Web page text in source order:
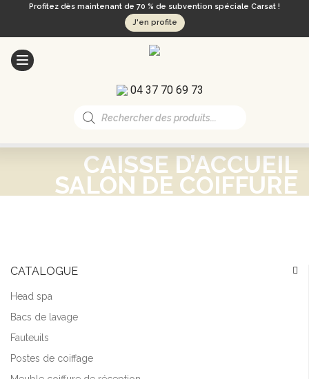
Profitez dès maintenant de 70 % de subvention spéciale Carsat !
J'en profite
04 37 70 69 73
Recherche
de
CAISSE D’ACCUEIL
SALON DE COIFFURE
CATALOGUE
Head spa
Bacs de lavage
Fauteuils
Postes de coiffage